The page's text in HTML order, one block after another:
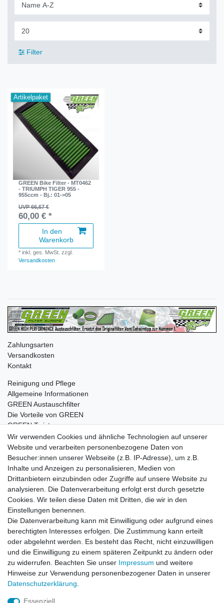
Filter
Artikelpaket
GREEN Bike Filter - MT0462
- TRIUMPH TIGER 955 -
955ccm - Bj.: 01->05
UVP 66,67 €
60,00 € *
In den
Warenkorb
*inkl. ges. MwSt. zzgl.
Versandkosten
Zahlungsarten
Versandkosten
Kontakt
Reinigung und Pflege
Allgemeine Informationen
GREEN Austauschfilter
Die Vorteile von GREEN
GREEN Twister
Impressum Daten­schutz­erklärung AGB
Barrierefreiheitserklärung Widerrufs­recht
Vertrag widerrufen Kontakt
© Copyright 2026 | Alle Rechte vorbehalten.
Wir verwenden Cookies und ähnliche Technologien auf unserer
Website und verarbeiten personenbezogene Daten von
Besucher:innen unserer Webseite (z.B. IP-Adresse), um z.B.
Inhalte und Anzeigen zu personalisieren, Medien von
Drittanbietern einzubinden oder Zugriffe auf unsere Website zu
analysieren. Die Datenverarbeitung erfolgt erst durch gesetzte
Cookies. Wir teilen diese Daten mit Dritten, die wir in den
Einstellungen benennen.
Die Datenverarbeitung kann mit Einwilligung oder aufgrund eines
berechtigten Interesses erfolgen. Die Zustimmung kann erteilt
oder abgelehnt werden. Es besteht das Recht, nicht einzuwilligen
und die Einwilligung zu einem späteren Zeitpunkt zu ändern oder
zu widerrufen. Beachten Sie unser Impressum und weitere
Hinweise zur Verwendung personenbezogener Daten in unserer
Daten­schutz­erklärung
Essenziell